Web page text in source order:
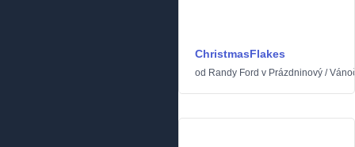
ChristmasFlakes
od Randy Ford v Prázdninový /